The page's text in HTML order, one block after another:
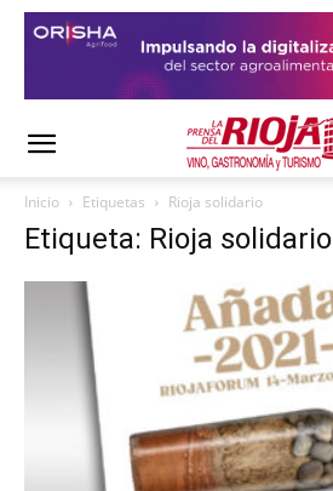
Inicio Etiquetas Rioja solidario
Etiqueta: Rioja solidario